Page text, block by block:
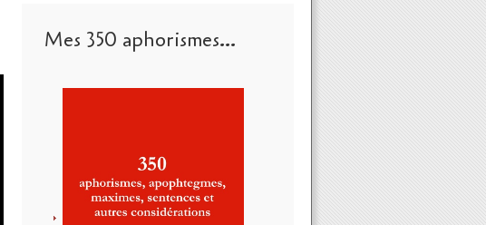
Mes 350 aphorismes...